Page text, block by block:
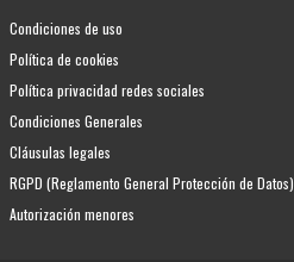
Condiciones de uso
Política de cookies
Política privacidad redes sociales
Condiciones Generales
Cláusulas legales
RGPD (Reglamento General Protección de Datos)
Autorización menores